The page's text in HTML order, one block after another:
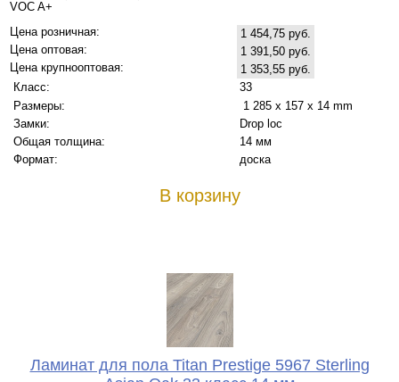
VOC A+
Цена розничная:
1 454,75 руб.
Цена оптовая:
1 391,50 руб.
Цена крупнооптовая:
1 353,55 руб.
Класс:
33
Размеры:
1 285 x 157 x 14 mm
Замки:
Drop loc
Общая толщина:
14 мм
Формат:
доска
В корзину
Ламинат для пола Titan Prestige 5967 Sterling